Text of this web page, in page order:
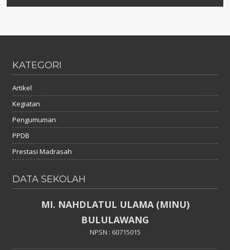
KATEGORI
Artikel
Kegiatan
Pengumuman
PPDB
Prestasi Madrasah
DATA SEKOLAH
MI. NAHDLATUL ULAMA (MINU)
BULULAWANG
NPSN : 60715015